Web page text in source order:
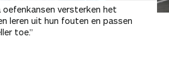
oefenkansen versterken het
leren uit hun fouten en passen
toe.”